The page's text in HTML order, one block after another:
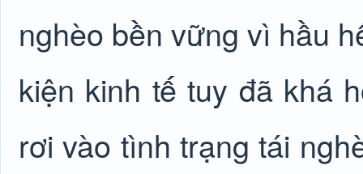
nghèo bền vững vì hầu
kiện kinh tế tuy đã khá
rơi vào tình trạng tái